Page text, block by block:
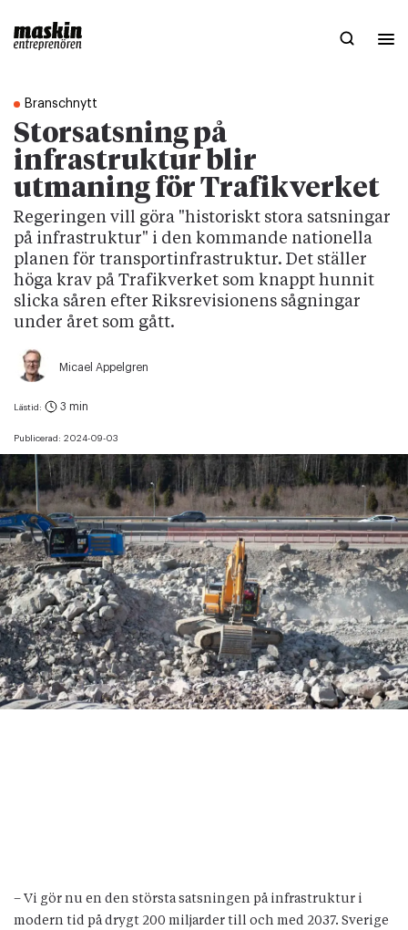
Branschnytt
Storsatsning på
infrastruktur blir
utmaning för Trafikverket
Regeringen vill göra "historiskt stora satsningar
på infrastruktur" i den kommande nationella
planen för transportinfrastruktur. Det ställer
höga krav på Trafikverket som knappt hunnit
slicka såren efter Riksrevisionens sågningar
under året som gått.
Micael Appelgren
Publicerad: 2024-09-03
Lästid: 3 min
– Vi gör nu en den största satsningen på infrastruktur i
modern tid på drygt 200 miljarder till och med 2037. Sverige